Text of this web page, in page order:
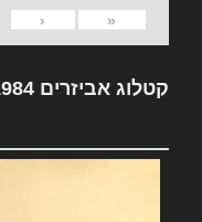
«
‹
קטלוג אביזרים Jeep 1984